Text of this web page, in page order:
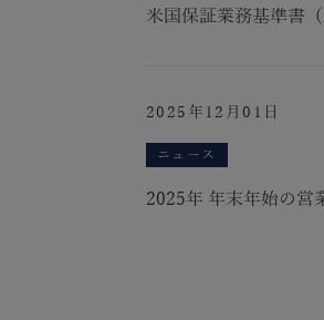
米国保証業務基準書
2025年12月01日
ニュース
2025年 年末年始の営